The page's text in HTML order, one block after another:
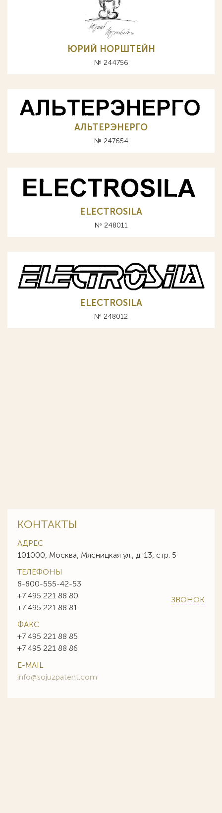
ЮРИЙ НОРШТЕЙН
№ 244756
АЛЬТЕРЭНЕРГО
№ 247654
ELECTROSILA
№ 248011
ELECTROSILA
№ 248012
КОНТАКТЫ
АДРЕС
101000, Москва, Мясницкая ул., д. 13, стр. 5
ТЕЛЕФОНЫ
8-800-555-42-53
+7 495 221 88 80
+7 495 221 88 81
ЗВОНОК
ФАКС
+7 495 221 88 85
+7 495 221 88 86
E-MAIL
info@sojuzpatent.com